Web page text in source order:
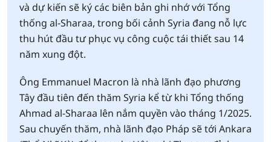
và dự kiến sẽ ký các biên bản ghi nhớ với Tổng
thống al-Sharaa, trong bối cảnh Syria đang nỗ lực
thu hút đầu tư phục vụ công cuộc tái thiết sau 14
năm xung đột.
Ông Emmanuel Macron là nhà lãnh đạo phương
Tây đầu tiên đến thăm Syria kể từ khi Tổng thống
Ahmad al-Sharaa lên nắm quyền vào tháng 1/2025.
Sau chuyến thăm, nhà lãnh đạo Pháp sẽ tới Ankara